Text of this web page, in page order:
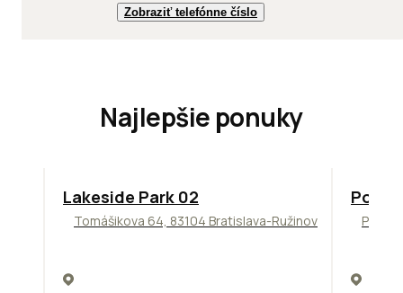
Zobraziť telefónne číslo
Najlepšie ponuky
ODPORÚČAME
Lakeside Park 02
Tomášikova 64, 83104 Bratislava-Ružinov